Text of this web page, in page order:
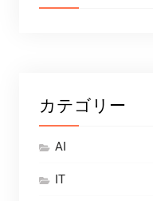
カテゴリー
AI
IT